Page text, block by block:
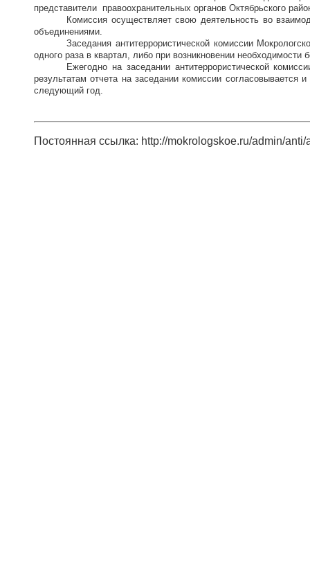
представители правоохранительных органов Октябрьского
Комиссия осуществляет свою деятельность во
объединениями.
Заседания антитеррористической комиссии
одного раза в квартал, либо при возникновении необходимости
Ежегодно на заседании антитеррористической
результатам отчета на заседании комиссии согласовывается
следующий год.
Постоянная ссылка: http://mokrologskoe.ru/admin/anti/